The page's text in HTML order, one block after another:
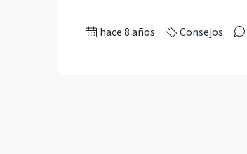
hace 8 años Consejos